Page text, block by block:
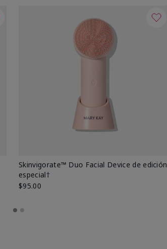
Skinvigorate™ Duo Facial Device de edición
especial†
$95.00